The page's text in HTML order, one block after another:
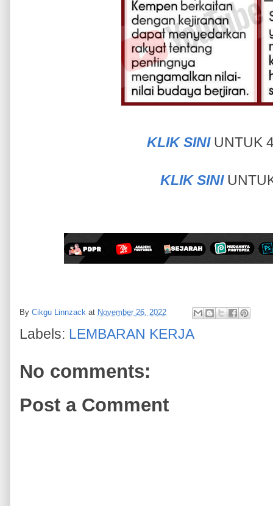
KLIK SINIUNTUK
KLIK SINI
By Cikgu Linnzack at November 26, 2022
Labels: LEMBARAN KERJA
No comments:
Post a Comment